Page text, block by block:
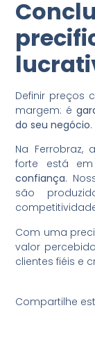
Definir preços
margem: é
do seu negócio.
Na
forte está em
confiança.
são
Com uma
valor
clientes fiéis e
Compartilhe